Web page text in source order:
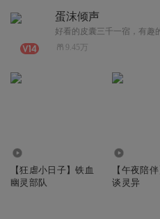
蛋沫倾声
好看的皮囊三千一宿，有趣
9.45万
【狂虐小日子】铁血
幽灵部队
【午夜陪
谈灵异